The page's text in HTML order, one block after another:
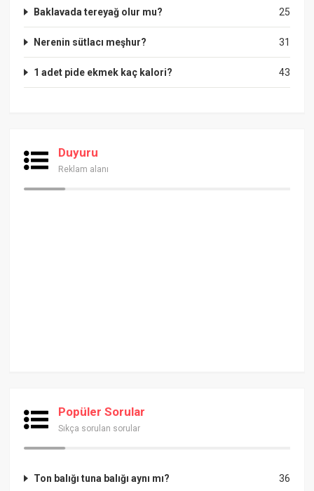
25
Baklavada tereyağ olur mu?
31
Nerenin sütlacı meşhur?
43
1 adet pide ekmek kaç kalori?
Duyuru
Reklam alanı
Popüler Sorular
Sıkça sorulan sorular
36
Ton balığı tuna balığı aynı mı?